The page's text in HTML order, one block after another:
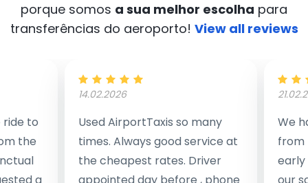
porque somos a sua melhor escolha para
transferências do aeroporto! View all reviews
to
the
14.02.2026
Used AirportTaxis so many
times. Always good service at
the cheapest rates. Driver
We
from
early